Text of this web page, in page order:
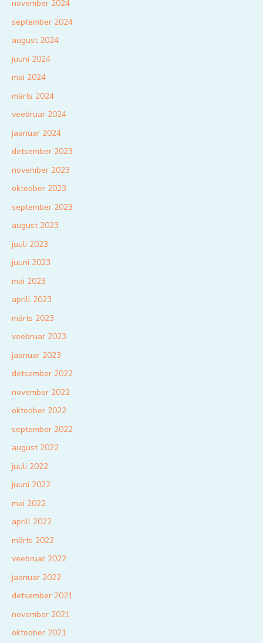
november 2024
september 2024
august 2024
juuni 2024
mai 2024
märts 2024
veebruar 2024
jaanuar 2024
detsember 2023
november 2023
oktoober 2023
september 2023
august 2023
juuli 2023
juuni 2023
mai 2023
aprill 2023
märts 2023
veebruar 2023
jaanuar 2023
detsember 2022
november 2022
oktoober 2022
september 2022
august 2022
juuli 2022
juuni 2022
mai 2022
aprill 2022
märts 2022
veebruar 2022
jaanuar 2022
detsember 2021
november 2021
oktoober 2021